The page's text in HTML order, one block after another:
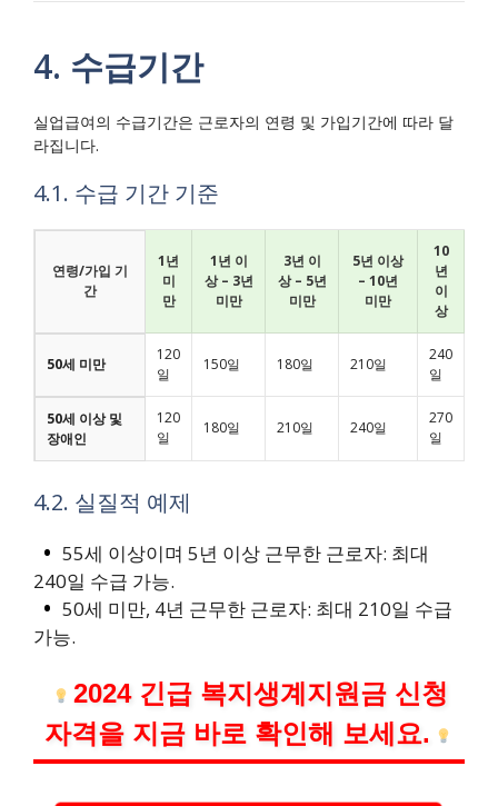
4. 수급기간
실업급여의 수급기간은 근로자의 연령 및 가입기간에 따라 달
라집니다.
4.1. 수급 기간 기준
연령/가입 기
간
1년
미
만
1년 이
상 – 3년
미만
3년 이
상 – 5년
미만
5년 이상
– 10년
미만
10
년
이
상
50세 미만
120
일
150일 180일 210일
240
일
50세 이상 및
장애인
120
일
180일 210일 240일
270
일
4.2. 실질적 예제
55세 이상이며 5년 이상 근무한 근로자: 최대
240일 수급 가능.
50세 미만, 4년 근무한 근로자: 최대 210일 수급
가능.
2024 긴급 복지생계지원금 신청
자격을 지금 바로 확인해 보세요.